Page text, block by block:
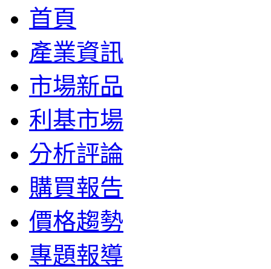
首頁
產業資訊
市場新品
利基市場
分析評論
購買報告
價格趨勢
專題報導